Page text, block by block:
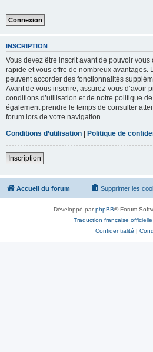
INSCRIPTION
Vous devez être inscrit avant de pouvoir vous
rapide et vous offre de nombreux avantages.
peuvent accorder des fonctionnalités
Avant de vous inscrire, assurez-vous d’avoir
conditions d’utilisation et de notre politique
également prendre le temps de consulter
forum lors de votre navigation.
Conditions d’utilisation | Politique de
Inscription
Accueil du forum Supprimer les
Développé parphpBB® Forum
Traduction française officielle
Confidentialité |